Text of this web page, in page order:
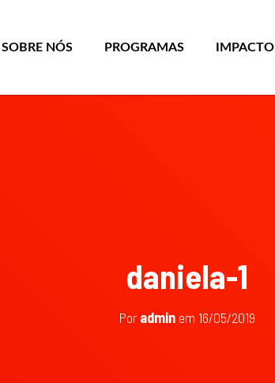
SOBRE NÓS PROGRAMAS IMPACTO
daniela-1
Por adminem 16/05/2019